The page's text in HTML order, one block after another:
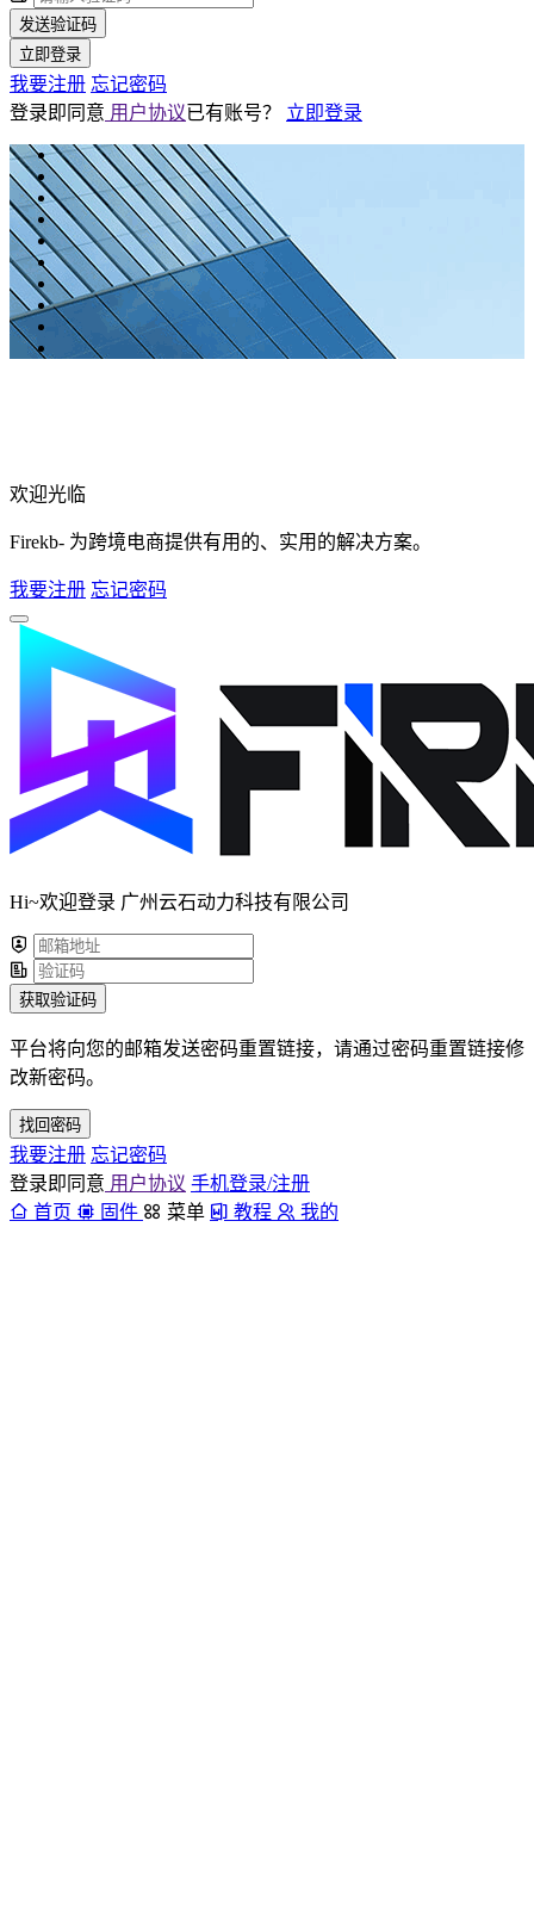
发送验证码
立即登录
我要注册 忘记密码
登录即同意 用户协议已有账号？ 立即登录
欢迎光临
Firekb- 为跨境电商提供有用的、实用的解决方案。
我要注册 忘记密码
Hi~欢迎登录 广州云石动力科技有限公司
获取验证码
平台将向您的邮箱发送密码重置链接，请通过密码重置链接修
改新密码。
找回密码
我要注册 忘记密码
登录即同意 用户协议 手机登录/注册
首页
固件 菜单 教程 我的